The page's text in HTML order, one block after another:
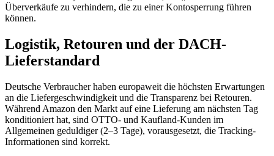
Überverkäufe zu verhindern, die zu einer Kontosperrung führen
können.
Logistik, Retouren und der DACH-
Lieferstandard
Deutsche Verbraucher haben europaweit die höchsten Erwartungen
an die Liefergeschwindigkeit und die Transparenz bei Retouren.
Während Amazon den Markt auf eine Lieferung am nächsten Tag
konditioniert hat, sind OTTO- und Kaufland-Kunden im
Allgemeinen geduldiger (2–3 Tage), vorausgesetzt, die Tracking-
Informationen sind korrekt.